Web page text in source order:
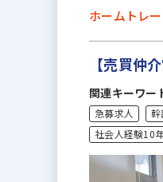
ホームトレ
【売買仲
関連キーワー
急募求人 幹
社会人経験10